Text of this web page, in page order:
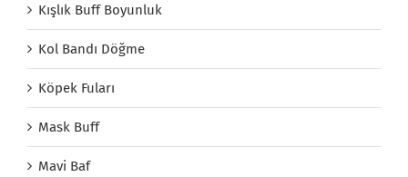
Kışlık Buff Boyunluk
Kol Bandı Döğme
Köpek Fuları
Mask Buff
Mavi Baf